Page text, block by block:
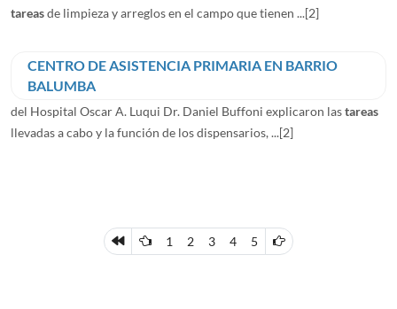
tareasde limpieza y arreglos en el campo que tienen ...[2]
CENTRO DE ASISTENCIA PRIMARIA EN BARRIO
BALUMBA
del Hospital Oscar A. Luqui Dr. Daniel Buffoni explicaron lastareas
llevadas a cabo y la función de los dispensarios, ...[2]
1 2 3 4 5